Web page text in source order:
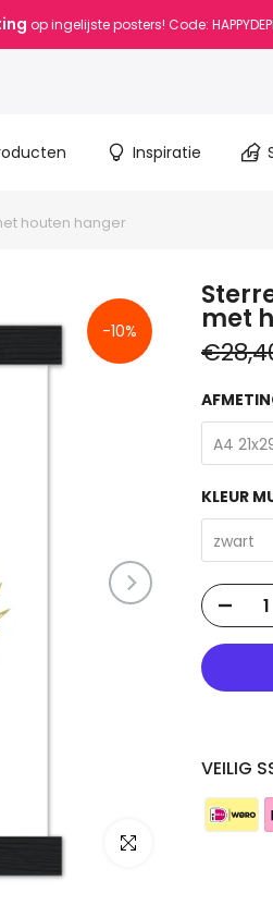
op ingelijste posters! Code:
Inspiratie
houten hanger
-10%
Klik om te vergroten
met
A4
KLEUR
zwart
VEILIG